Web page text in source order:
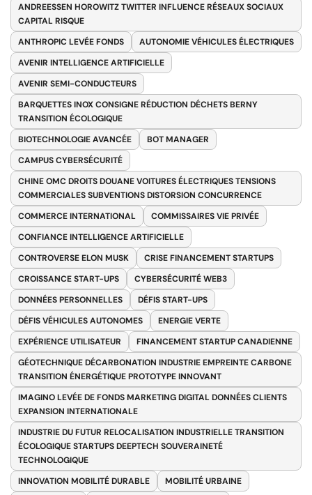
ANDREESSEN HOROWITZ TWITTER INFLUENCE RÉSEAUX SOCIAUX
CAPITAL RISQUE
ANTHROPIC LEVÉE FONDS
AUTONOMIE VÉHICULES ÉLECTRIQUES
AVENIR INTELLIGENCE ARTIFICIELLE
AVENIR SEMI-CONDUCTEURS
BARQUETTES INOX CONSIGNE RÉDUCTION DÉCHETS BERNY
TRANSITION ÉCOLOGIQUE
BIOTECHNOLOGIE AVANCÉE
BOT MANAGER
CAMPUS CYBERSÉCURITÉ
CHINE OMC DROITS DOUANE VOITURES ÉLECTRIQUES TENSIONS
COMMERCIALES SUBVENTIONS DISTORSION CONCURRENCE
COMMERCE INTERNATIONAL
COMMISSAIRES VIE PRIVÉE
CONFIANCE INTELLIGENCE ARTIFICIELLE
CONTROVERSE ELON MUSK
CRISE FINANCEMENT STARTUPS
CROISSANCE START-UPS
CYBERSÉCURITÉ WEB3
DONNÉES PERSONNELLES
DÉFIS START-UPS
DÉFIS VÉHICULES AUTONOMES
ENERGIE VERTE
EXPÉRIENCE UTILISATEUR
FINANCEMENT STARTUP CANADIENNE
GÉOTECHNIQUE DÉCARBONATION INDUSTRIE EMPREINTE CARBONE
TRANSITION ÉNERGÉTIQUE PROTOTYPE INNOVANT
IMAGINO LEVÉE DE FONDS MARKETING DIGITAL DONNÉES CLIENTS
EXPANSION INTERNATIONALE
INDUSTRIE DU FUTUR RELOCALISATION INDUSTRIELLE TRANSITION
ÉCOLOGIQUE STARTUPS DEEPTECH SOUVERAINETÉ
TECHNOLOGIQUE
INNOVATION MOBILITÉ DURABLE
MOBILITÉ URBAINE